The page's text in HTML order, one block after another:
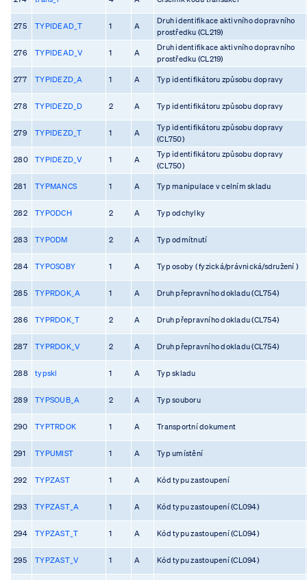
275 TYPIDEAD_T 1 A
Druh identifikace aktivního dopravního
prostředku (CL219)
276 TYPIDEAD_V 1 A
Druh identifikace aktivního dopravního
prostředku (CL219)
277 TYPIDEZD_A 1 A Typ identifikátoru způsobu dopravy
278 TYPIDEZD_D 2 A Typ identifikátoru způsobu dopravy
279 TYPIDEZD_T 1 A
Typ identifikátoru způsobu dopravy
(CL750)
280 TYPIDEZD_V 1 A
Typ identifikátoru způsobu dopravy
(CL750)
281 TYPMANCS 1 A Typ manipulace v celním skladu
282 TYPODCH 2 A Typ odchylky
283 TYPODM 2 A Typ odmítnutí
284 TYPOSOBY 1 A Typ osoby ( fyzická/právnická/sdružení )
285 TYPRDOK_A 1 A Druh přepravního dokladu (CL754)
286 TYPRDOK_T 2 A Druh přepravního dokladu (CL754)
287 TYPRDOK_V 2 A Druh přepravního dokladu (CL754)
288 typskl 1 A Typ skladu
289 TYPSOUB_A 2 A Typ souboru
290 TYPTRDOK 1 A Transportní dokument
291 TYPUMIST 1 A Typ umístění
292 TYPZAST 1 A Kód typu zastoupení
293 TYPZAST_A 1 A Kód typu zastoupení (CL094)
294 TYPZAST_T 1 A Kód typu zastoupení (CL094)
295 TYPZAST_V 1 A Kód typu zastoupení (CL094)